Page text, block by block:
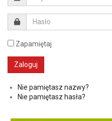
Zapamiętaj
Nie pamiętasz nazwy?
Nie pamiętasz hasła?